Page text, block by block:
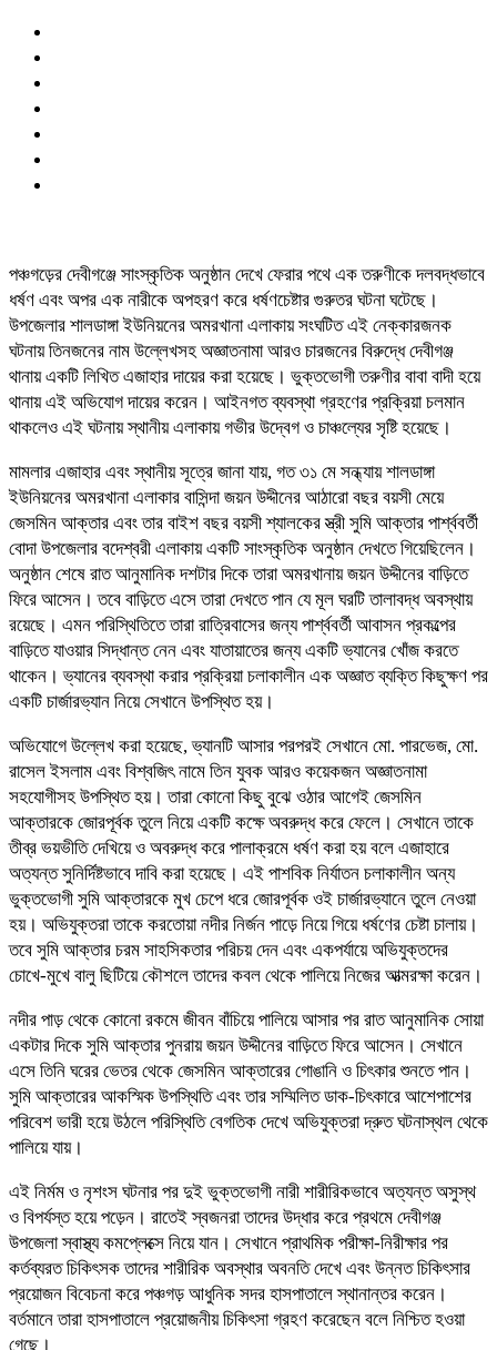
পঞ্চগড়ের দেবীগঞ্জে সাংস্কৃতিক অনুষ্ঠান দেখে ফেরার পথে এক তরুণীকে দলবদ্ধভাবে
ধর্ষণ এবং অপর এক নারীকে অপহরণ করে ধর্ষণচেষ্টার গুরুতর ঘটনা ঘটেছে।
উপজেলার শালডাঙ্গা ইউনিয়নের অমরখানা এলাকায় সংঘটিত এই নেক্কারজনক
ঘটনায় তিনজনের নাম উল্লেখসহ অজ্ঞাতনামা আরও চারজনের বিরুদ্ধে দেবীগঞ্জ
থানায় একটি লিখিত এজাহার দায়ের করা হয়েছে। ভুক্তভোগী তরুণীর বাবা বাদী হয়ে
থানায় এই অভিযোগ দায়ের করেন। আইনগত ব্যবস্থা গ্রহণের প্রক্রিয়া চলমান
থাকলেও এই ঘটনায় স্থানীয় এলাকায় গভীর উদ্বেগ ও চাঞ্চল্যের সৃষ্টি হয়েছে।
মামলার এজাহার এবং স্থানীয় সূত্রে জানা যায়, গত ৩১ মে সন্ধ্যায় শালডাঙ্গা
ইউনিয়নের অমরখানা এলাকার বাসিন্দা জয়ন উদ্দীনের আঠারো বছর বয়সী মেয়ে
জেসমিন আক্তার এবং তার বাইশ বছর বয়সী শ্যালকের স্ত্রী সুমি আক্তার পার্শ্ববর্তী
বোদা উপজেলার বদেশ্বরী এলাকায় একটি সাংস্কৃতিক অনুষ্ঠান দেখতে গিয়েছিলেন।
অনুষ্ঠান শেষে রাত আনুমানিক দশটার দিকে তারা অমরখানায় জয়ন উদ্দীনের বাড়িতে
ফিরে আসেন। তবে বাড়িতে এসে তারা দেখতে পান যে মূল ঘরটি তালাবদ্ধ অবস্থায়
রয়েছে। এমন পরিস্থিতিতে তারা রাত্রিবাসের জন্য পার্শ্ববর্তী আবাসন প্রকল্পের
বাড়িতে যাওয়ার সিদ্ধান্ত নেন এবং যাতায়াতের জন্য একটি ভ্যানের খোঁজ করতে
থাকেন। ভ্যানের ব্যবস্থা করার প্রক্রিয়া চলাকালীন এক অজ্ঞাত ব্যক্তি কিছুক্ষণ পর
একটি চার্জারভ্যান নিয়ে সেখানে উপস্থিত হয়।
অভিযোগে উল্লেখ করা হয়েছে, ভ্যানটি আসার পরপরই সেখানে মো. পারভেজ, মো.
রাসেল ইসলাম এবং বিশ্বজিৎ নামে তিন যুবক আরও কয়েকজন অজ্ঞাতনামা
সহযোগীসহ উপস্থিত হয়। তারা কোনো কিছু বুঝে ওঠার আগেই জেসমিন
আক্তারকে জোরপূর্বক তুলে নিয়ে একটি কক্ষে অবরুদ্ধ করে ফেলে। সেখানে তাকে
তীব্র ভয়ভীতি দেখিয়ে ও অবরুদ্ধ করে পালাক্রমে ধর্ষণ করা হয় বলে এজাহারে
অত্যন্ত সুনির্দিষ্টভাবে দাবি করা হয়েছে। এই পাশবিক নির্যাতন চলাকালীন অন্য
ভুক্তভোগী সুমি আক্তারকে মুখ চেপে ধরে জোরপূর্বক ওই চার্জারভ্যানে তুলে নেওয়া
হয়। অভিযুক্তরা তাকে করতোয়া নদীর নির্জন পাড়ে নিয়ে গিয়ে ধর্ষণের চেষ্টা চালায়।
তবে সুমি আক্তার চরম সাহসিকতার পরিচয় দেন এবং একপর্যায়ে অভিযুক্তদের
চোখে-মুখে বালু ছিটিয়ে কৌশলে তাদের কবল থেকে পালিয়ে নিজের আত্মরক্ষা করেন।
নদীর পাড় থেকে কোনো রকমে জীবন বাঁচিয়ে পালিয়ে আসার পর রাত আনুমানিক সোয়া
একটার দিকে সুমি আক্তার পুনরায় জয়ন উদ্দীনের বাড়িতে ফিরে আসেন। সেখানে
এসে তিনি ঘরের ভেতর থেকে জেসমিন আক্তারের গোঙানি ও চিৎকার শুনতে পান।
সুমি আক্তারের আকস্মিক উপস্থিতি এবং তার সম্মিলিত ডাক-চিৎকারে আশেপাশের
পরিবেশ ভারী হয়ে উঠলে পরিস্থিতি বেগতিক দেখে অভিযুক্তরা দ্রুত ঘটনাস্থল থেকে
পালিয়ে যায়।
এই নির্মম ও নৃশংস ঘটনার পর দুই ভুক্তভোগী নারী শারীরিকভাবে অত্যন্ত অসুস্থ
ও বিপর্যস্ত হয়ে পড়েন। রাতেই স্বজনরা তাদের উদ্ধার করে প্রথমে দেবীগঞ্জ
উপজেলা স্বাস্থ্য কমপ্লেক্সে নিয়ে যান। সেখানে প্রাথমিক পরীক্ষা-নিরীক্ষার পর
কর্তব্যরত চিকিৎসক তাদের শারীরিক অবস্থার অবনতি দেখে এবং উন্নত চিকিৎসার
প্রয়োজন বিবেচনা করে পঞ্চগড় আধুনিক সদর হাসপাতালে স্থানান্তর করেন।
বর্তমানে তারা হাসপাতালে প্রয়োজনীয় চিকিৎসা গ্রহণ করেছেন বলে নিশ্চিত হওয়া
গেছে।